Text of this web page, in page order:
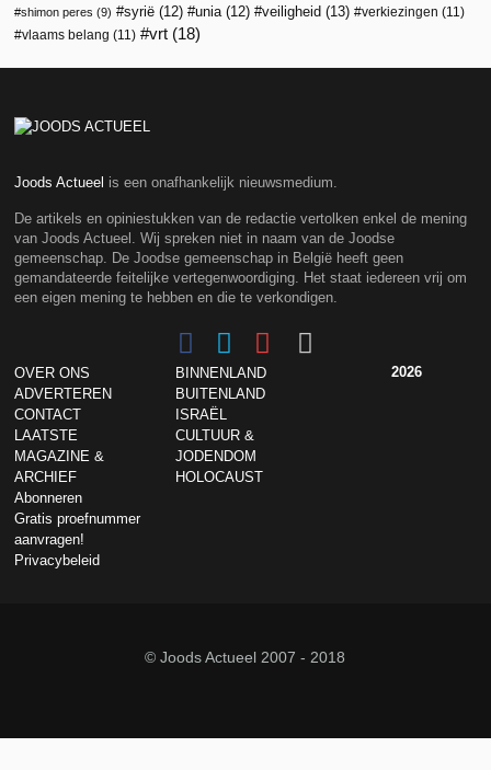
shimon peres (9) syrië (12) unia (12) veiligheid (13) verkiezingen (11)
vlaams belang (11) vrt (18)
Joods Actueel is een onafhankelijk nieuwsmedium.
De artikels en opiniestukken van de redactie vertolken enkel de mening
van Joods Actueel. Wij spreken niet in naam van de Joodse
gemeenschap. De Joodse gemeenschap in België heeft geen
gemandateerde feitelijke vertegenwoordiging. Het staat iedereen vrij om
een eigen mening te hebben en die te verkondigen.
OVER ONS
ADVERTEREN
CONTACT
LAATSTE
MAGAZINE &
ARCHIEF
Abonneren
Gratis proefnummer
aanvragen!
Privacybeleid
BINNENLAND
BUITENLAND
ISRAËL
CULTUUR &
JODENDOM
HOLOCAUST
2026
© Joods Actueel 2007 - 2018